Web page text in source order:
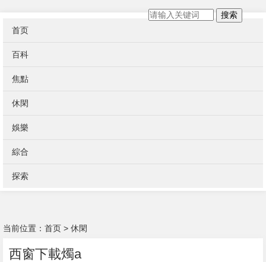
首页
百科
焦點
休閑
娛樂
綜合
探索
搜索
当前位置： 首页 > 休閑
西窗下載燭a